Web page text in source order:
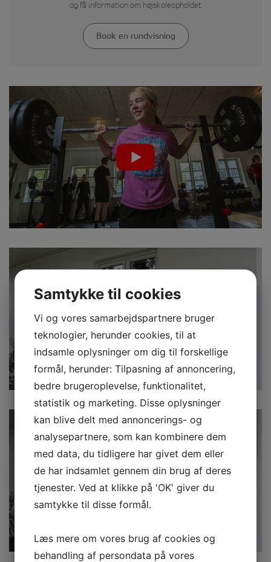
og få information om højskoleopholdet
Book en rundvisning
Samtykke til cookies
Vi og vores samarbejdspartnere bruger
teknologier, herunder cookies, til at
indsamle oplysninger om dig til forskellige
formål, herunder: Tilpasning af annoncering,
bedre brugeroplevelse, funktionalitet,
statistik og marketing. Disse oplysninger
kan blive delt med annoncerings- og
analysepartnere, som kan kombinere dem
med data, du tidligere har givet dem eller
de har indsamlet gennem din brug af deres
tjenester. Ved at klikke på 'OK' giver du
samtykke til disse formål.
Læs mere om vores brug af cookies og
behandling af persondata på vores